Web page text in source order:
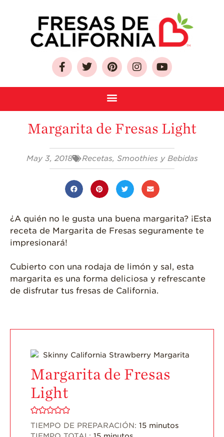
Sobre Las Fresas de
Como Seleccionar
Preguntas
Salud y Bienestar
¿Qué Contiene
Una Fresa?
de Salud
Recetas
Bebidas
Recetas Festivas
Margarita de Fresas Light
May 3, 2018 Recetas, Smoothies y Bebidas
¿A quién no le gusta una buena margarita? ¡Esta
receta de Margarita de Fresas seguramente te
impresionará!
Cubierto con una rodaja de limón y sal, esta
margarita es una forma deliciosa y refrescante
de disfrutar tus fresas de California.
Margarita de Fresas
Light
TIEMPO DE PREPARACIÓN: 15 minutos